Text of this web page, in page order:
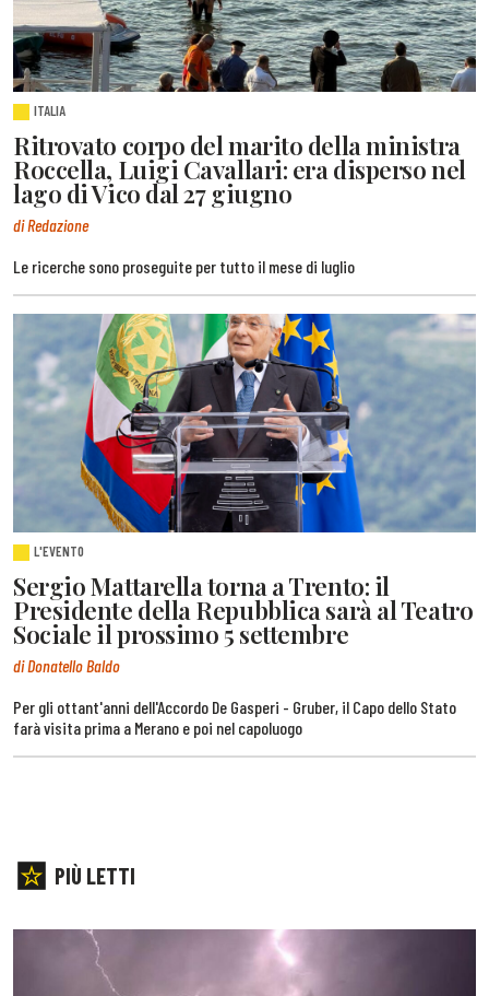
ITALIA
Ritrovato corpo del marito della ministra
Roccella, Luigi Cavallari: era disperso nel
lago di Vico dal 27 giugno
di Redazione
Le ricerche sono proseguite per tutto il mese di luglio
L'EVENTO
Sergio Mattarella torna a Trento: il
Presidente della Repubblica sarà al Teatro
Sociale il prossimo 5 settembre
di Donatello Baldo
Per gli ottant'anni dell'Accordo De Gasperi - Gruber, il Capo dello Stato
farà visita prima a Merano e poi nel capoluogo
PIÙ LETTI